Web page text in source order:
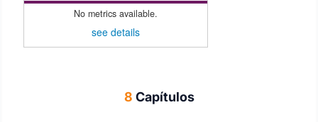
No metrics available.
see details
8 Capítulos